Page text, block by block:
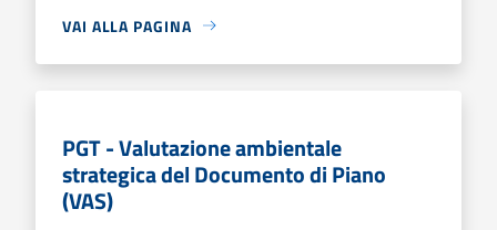
VAI ALLA PAGINA
PGT - Valutazione ambientale
strategica del Documento di Piano
(VAS)